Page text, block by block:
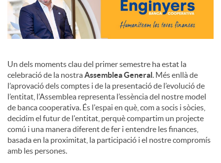
Un dels moments clau del primer semestre ha estat la
celebració de la nostra Assemblea General . Més enllà de
l’aprovació dels comptes i de la presentació de l’evolució de
l’entitat, l’Assemblea representa l’essència del nostre model
de banca cooperativa. És l'espai en què, com a socis i sòcies,
decidim el futur de l'entitat, perquè compartim un projecte
comú i una manera diferent de fer i entendre les finances,
basada en la proximitat, la participació i el nostre compromís
amb les persones.